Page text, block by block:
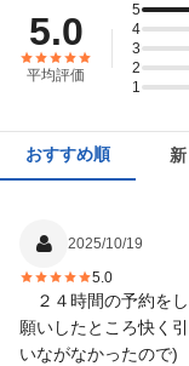
5.0
平均評価
5
4
3
2
1
おすすめ順
2025/10/19
5.0
２４時間の予約を
願いしたところ快く
いながなかったので